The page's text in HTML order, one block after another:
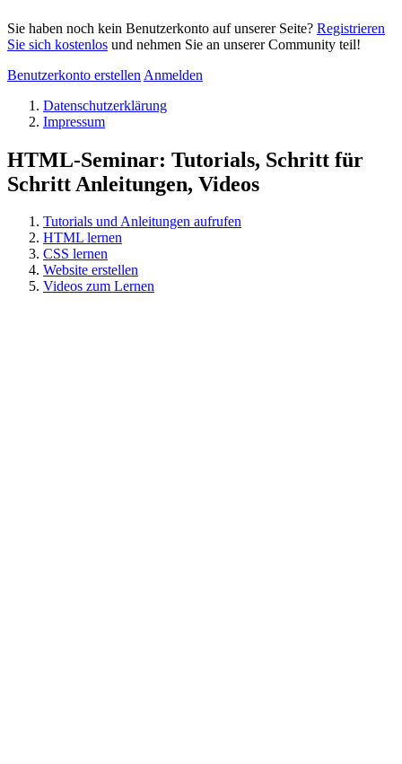
Sie haben noch kein Benutzerkonto auf unserer Seite? Registrieren
Sie sich kostenlos und nehmen Sie an unserer Community teil!
Benutzerkonto erstellen Anmelden
Datenschutzerklärung
Impressum
HTML-Seminar: Tutorials, Schritt für
Schritt Anleitungen, Videos
Tutorials und Anleitungen aufrufen
HTML lernen
CSS lernen
Website erstellen
Videos zum Lernen